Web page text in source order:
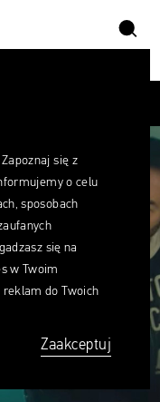
szukaj
się z
o celu
sposobach
się na
w Twoim
reklam do Twoich
Zaakceptuj